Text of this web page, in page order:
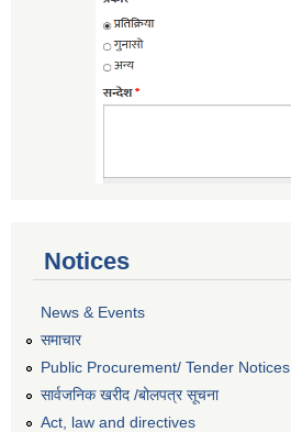
Notices
News & Events
समाचार
Public Procurement/ Tender Notices
सार्वजनिक खरीद /बोलपत्र सूचना
Act, law and directives